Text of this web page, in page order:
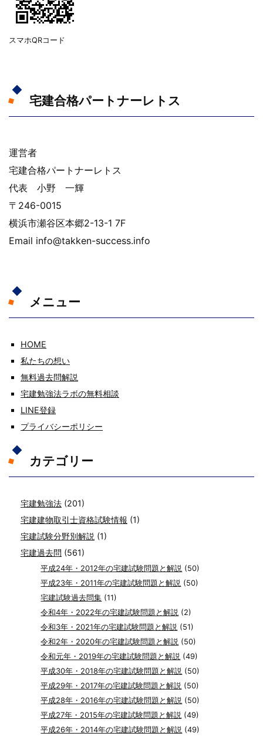
スマホQRコード
宅建合格パートナーレトス
運営者
宅建合格パートナーレトス
代表 小野 一輝
〒246-0015
横浜市瀬谷区本郷2-13-1 7F
Email info@takken-success.info
メニュー
HOME
私たちの想い
無料過去問解説
宅建勉強法ラボの無料相談
LINE登録
プライバシーポリシー
カテゴリー
宅建勉強法 (201)
宅建建物取引士資格試験情報 (1)
宅建試験分野別解説 (1)
宅建過去問 (561)
平成24年・2012年の宅建試験問題と解説 (50)
平成23年・2011年の宅建試験問題と解説 (50)
宅建試験過去問集 (11)
令和4年・2022年の宅建試験問題と解説 (2)
令和3年・2021年の宅建試験問題と解説 (51)
令和2年・2020年の宅建試験問題と解説 (50)
令和元年・2019年の宅建試験問題と解説 (49)
平成30年・2018年の宅建試験問題と解説 (50)
平成29年・2017年の宅建試験問題と解説 (50)
平成28年・2016年の宅建試験問題と解説 (50)
平成27年・2015年の宅建試験問題と解説 (49)
平成26年・2014年の宅建試験問題と解説 (49)